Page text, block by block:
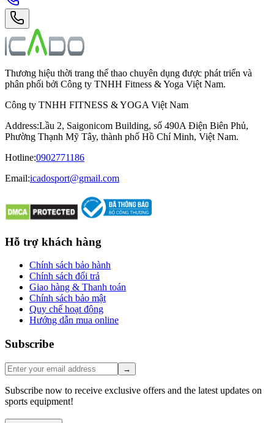
Thương hiệu thời trang thể thao chuyên dụng được phát triển và
phân phối bởi Công ty TNHH Fitness & Yoga Việt Nam.
Công ty TNHH FITNESS & YOGA Việt Nam
Address:Lầu 2, Saigonicom Building, số 490A Điện Biên Phủ,
Phường Thạnh Mỹ Tây, thành phố Hồ Chí Minh, Việt Nam.
Hotline:0902771186
Email:icadosport@gmail.com
Hỗ trợ khách hàng
Chính sách bảo hành
Chính sách đổi trả
Giao hàng & Thanh toán
Chính sách bảo mật
Quy chế hoạt động
Hướng dẫn mua online
Subscribe
→
Subscribe now to receive exclusive offers and the latest updates on
sports equipment!